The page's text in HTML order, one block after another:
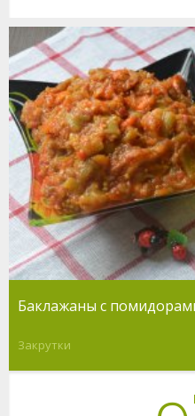
Баклажаны с
Закрутки